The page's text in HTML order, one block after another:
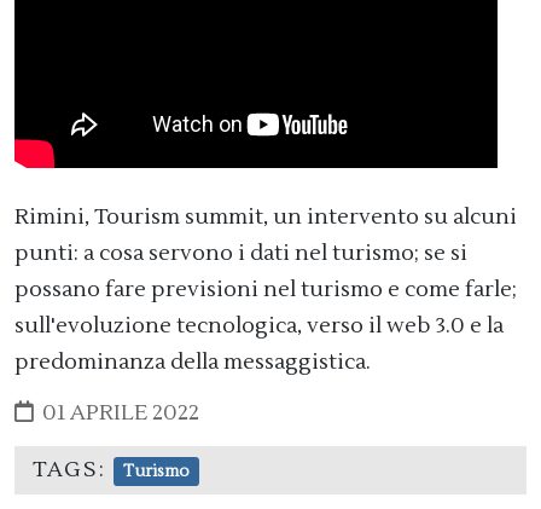
Rimini, Tourism summit, un intervento su alcuni
punti: a cosa servono i dati nel turismo; se si
possano fare previsioni nel turismo e come farle;
sull'evoluzione tecnologica, verso il web 3.0 e la
predominanza della messaggistica.
01 APRILE 2022
TAGS: Turismo